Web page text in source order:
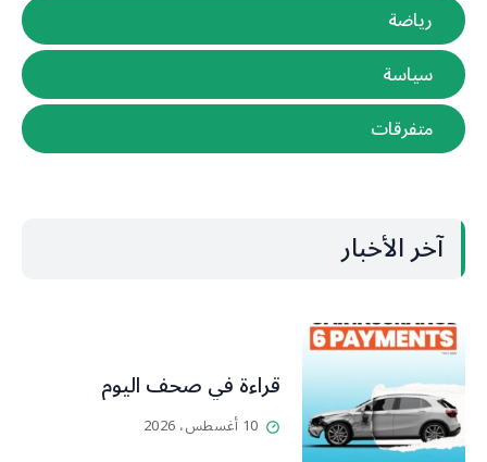
رياضة
سياسة
متفرقات
آخر الأخبار
قراءة في صحف اليوم
10 أغسطس، 2026